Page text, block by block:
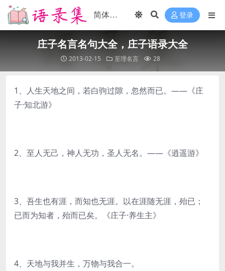
登录
庄子名言名句大全，庄子语录大全
2013-02-15 至理名言 28
1、人生天地之间，若白驹过隙，忽然而已。——《庄
子·知北游》
2、至人无己，神人无功，圣人无名。——《逍遥游》
3、吾生也有涯，而知也无涯。以在涯随无涯，殆已；
已而为知者，殆而已矣。《庄子·养生主》
4、天地与我并生，万物与我合一。